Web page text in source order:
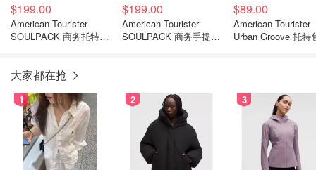
$199.00
American Tourister
SOULPACK 商务托特包
$199.00
American Tourister
SOULPACK 商务手提包
$89.00
American Tourister
Urban Groove 托特
大家都在抢
1 2 3